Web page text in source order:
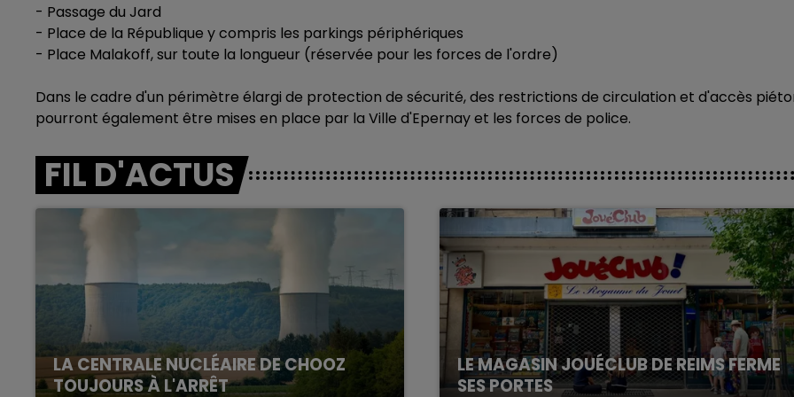
- Passage du Jard
- Place de la République y compris les parkings périphériques
- Place Malakoff, sur toute la longueur (réservée pour les forces de l'ordre)
Dans le cadre d'un périmètre élargi de protection de sécurité, des restrictions de circulation et d'accès
pourront également être mises en place par la Ville d'Epernay et les forces de police.
FIL D'ACTUS
LA CENTRALE NUCLÉAIRE DE CHOOZ
TOUJOURS À L'ARRÊT
LE MAGASIN JOUÉCLUB DE REIMS FERME
SES PORTES